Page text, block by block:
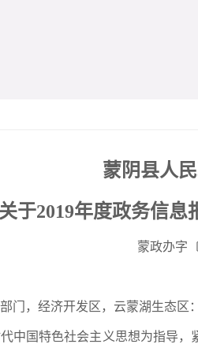
蒙阴县人
关于2019年度政务信息
蒙政办字
门，经济开发区，云蒙湖生态区：
中国特色社会主义思想为指导